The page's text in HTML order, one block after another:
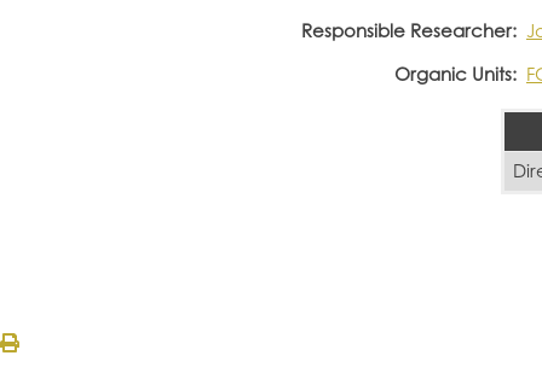
Responsible Researcher:
Organic Units: